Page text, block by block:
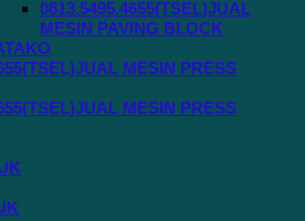
0813.5495.4655(TSEL)JUAL
MESIN PAVING BLOCK
MESIN PRESS
MESIN PRESS